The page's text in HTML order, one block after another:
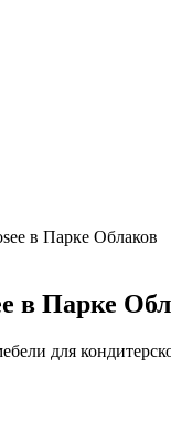
в Парке Облаков
в Парке
для